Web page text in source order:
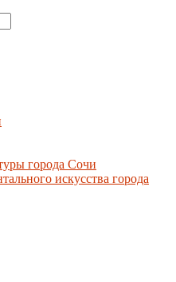
города Сочи
искусства города